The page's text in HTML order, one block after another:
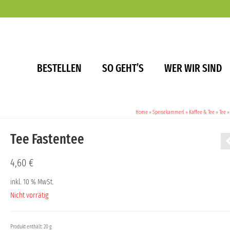
BESTELLEN SO GEHT’S WER WIR SIND
Home » Speisekammerl » Kaffee & Tee » Tee »
Tee Fastentee
4,60 €
inkl. 10 % MwSt.
Nicht vorrätig
Produkt enthält: 20 g